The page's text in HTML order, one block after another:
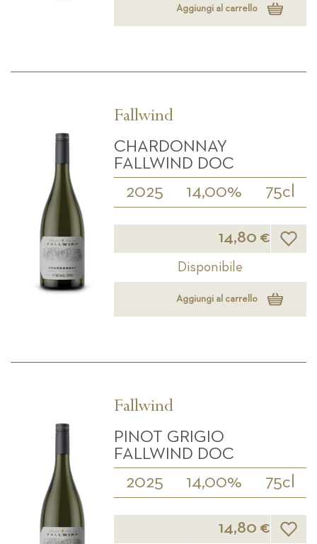
Aggiungi al carrello
Fallwind
CHARDONNAY
FALLWIND DOC
2025 14,00% 75cl
14,80 € Lista
Disponibile
Aggiungi al carrello
Fallwind
PINOT GRIGIO
FALLWIND DOC
2025 14,00% 75cl
14,80 € Lista